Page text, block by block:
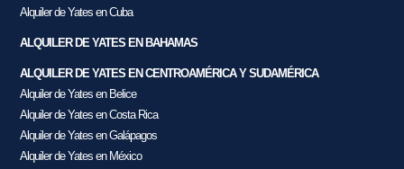
Alquiler de Yates en Cuba
ALQUILER DE YATES EN BAHAMAS
ALQUILER DE YATES EN CENTROAMÉRICA Y SUDAMÉRICA
Alquiler de Yates en Belice
Alquiler de Yates en Costa Rica
Alquiler de Yates en Galápagos
Alquiler de Yates en México